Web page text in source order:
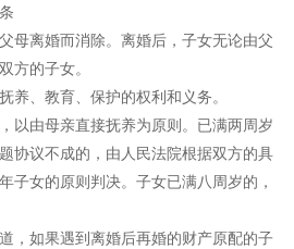
母离婚而消除。离婚后，子女无论由父
方的子女。
养、教育、保护的权利和义务。
以由母亲直接抚养为原则。已满两周岁
协议不成的，由人民法院根据双方的具
子女的原则判决。子女已满八周岁的，
，如果遇到离婚后再婚的财产原配的子